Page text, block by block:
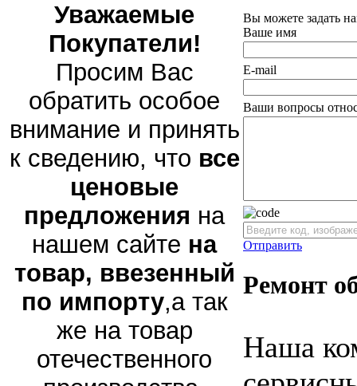
Уважаемые
Покупатели!
Просим Вас
обратить особое
внимание и принять
к сведению, что все
ценовые
предложения на
нашем сайте на
товар, ввезенный
по импорту,а так
же на товар
отечественного
Вы можете задать
Ваше имя
E-mail
Ваши вопросы
Отправить
Ремонт
Наша